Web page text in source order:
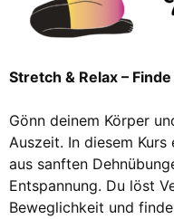
Stretch & Relax –
Gönn deinem Körper
Auszeit. In diesem
aus sanften
Entspannung. Du löst
Beweglichkeit und